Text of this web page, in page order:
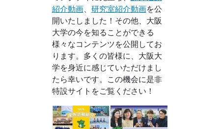
紹介動画、 研究室紹介動画を公
開いたしました！その他、大阪
大学の今を知ることができる
様々なコンテンツを公開してお
ります。多くの皆様に、大阪大
学を身近に感じていただけまし
たら幸いです。この機会に是非
特設サイトをご覧ください！